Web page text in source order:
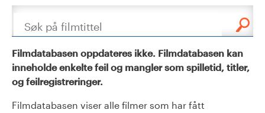
Søk
Filmdatabasen oppdateres ikke. Filmdatabasen kan
inneholde enkelte feil og mangler som spilletid, titler,
og feilregistreringer.
Filmdatabasen viser alle filmer som har fått